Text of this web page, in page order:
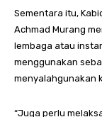
Sementara itu,
Achmad Murang
lembaga atau
menggunakan
menyalahgunakan
“Juga perlu